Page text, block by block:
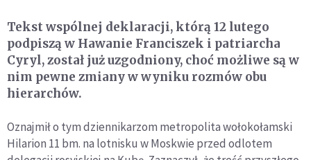
Tekst wspólnej deklaracji, którą 12 lutego
podpiszą w Hawanie Franciszek i patriarcha
Cyryl, został już uzgodniony, choć możliwe są w
nim pewne zmiany w wyniku rozmów obu
hierarchów.
Oznajmił o tym dziennikarzom metropolita wołokołamski
Hilarion 11 bm. na lotnisku w Moskwie przed odlotem